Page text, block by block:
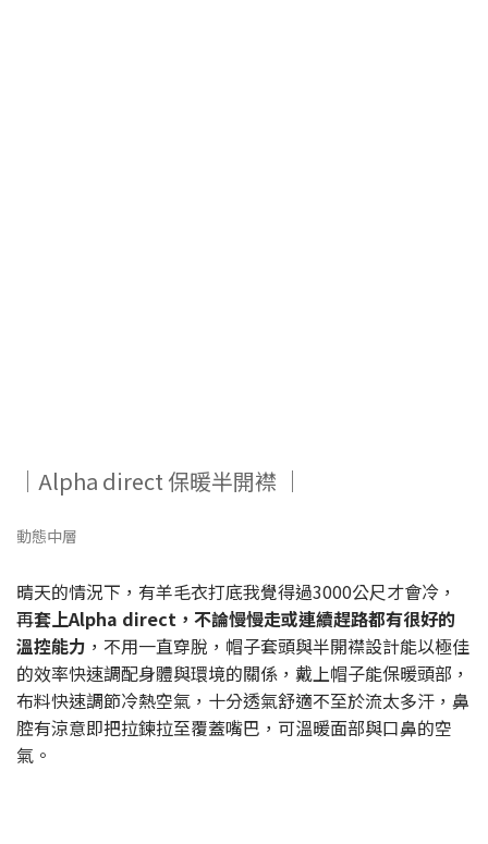
｜Alpha direct 保暖半開襟 ｜
動態中層
晴天的情況下，有羊毛衣打底我覺得過3000公尺才會冷，
再套上Alpha direct，不論慢慢走或連續趕路都有很好的
溫控能力 ，不用一直穿脫，帽子套頭與半開襟設計能以極佳
的效率快速調配身體與環境的關係，戴上帽子能保暖頭部，
布料快速調節冷熱空氣，十分透氣舒適不至於流太多汗，鼻
腔有涼意即把拉鍊拉至覆蓋嘴巴，可溫暖面部與口鼻的空
氣。